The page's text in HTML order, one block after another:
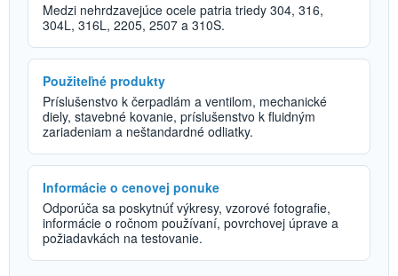
Medzi nehrdzavejúce ocele patria triedy 304, 316,
304L, 316L, 2205, 2507 a 310S.
Použiteľné produkty
Príslušenstvo k čerpadlám a ventilom, mechanické
diely, stavebné kovanie, príslušenstvo k fluidným
zariadeniam a neštandardné odliatky.
Informácie o cenovej ponuke
Odporúča sa poskytnúť výkresy, vzorové fotografie,
informácie o ročnom používaní, povrchovej úprave a
požiadavkách na testovanie.